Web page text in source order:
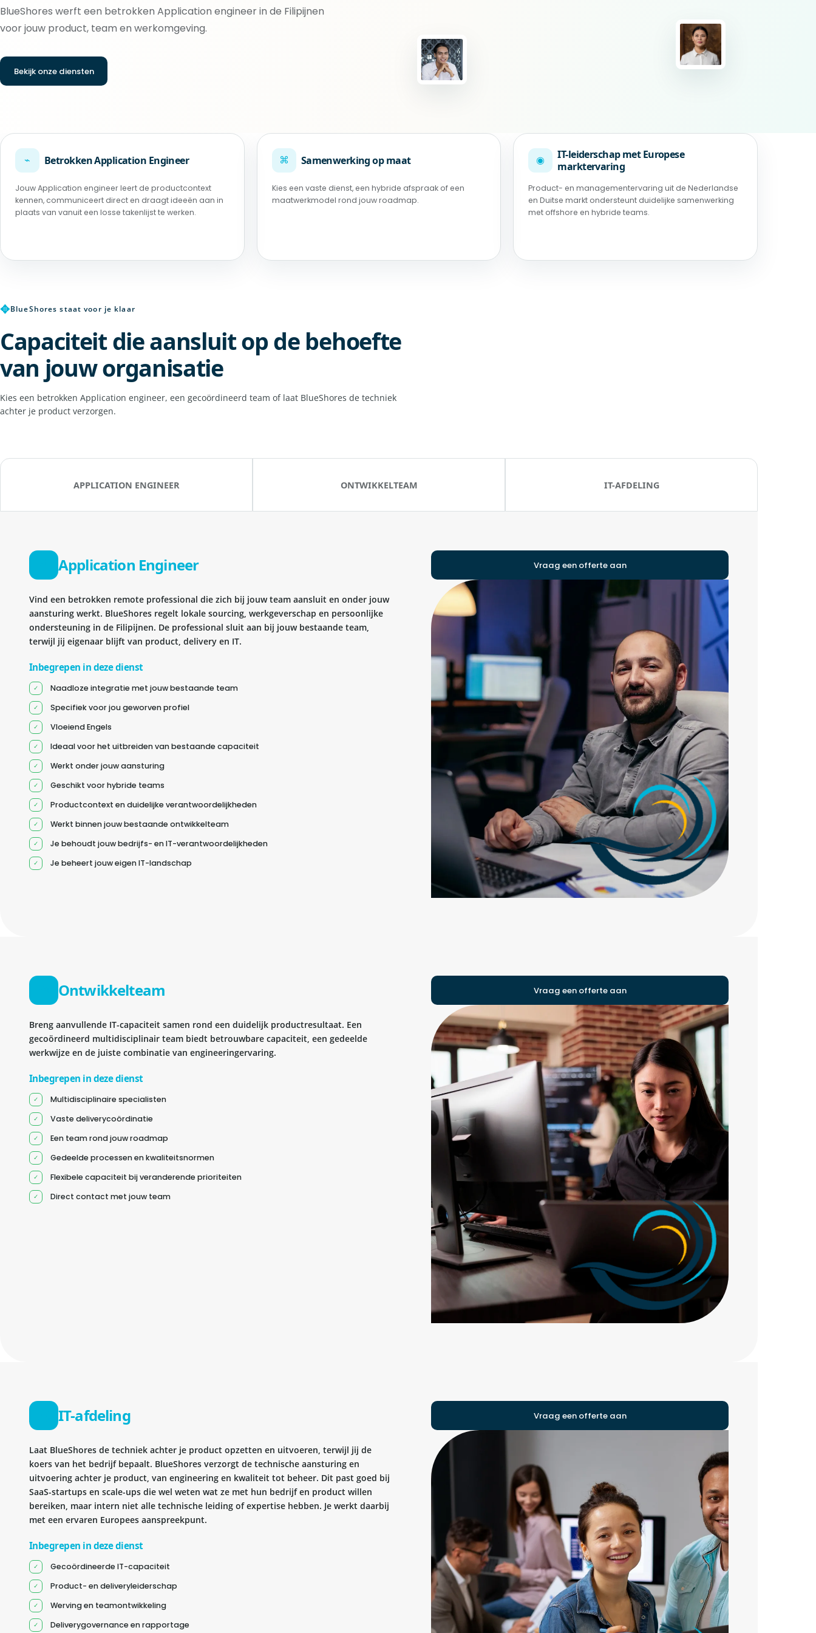
BlueShores werft een betrokken Application engineer in de Filipijnen
voor jouw product, team en werkomgeving.
Bekijk onze diensten
⌁ Betrokken Application Engineer
Jouw Application engineer leert de productcontext
kennen, communiceert direct en draagt ideeën aan in
plaats van vanuit een losse takenlijst te werken.
⌘ Samenwerking op maat
Kies een vaste dienst, een hybride afspraak of een
maatwerkmodel rond jouw roadmap.
◉
IT-leiderschap met Europese
marktervaring
Product- en managementervaring uit de Nederlandse
en Duitse markt ondersteunt duidelijke samenwerking
met offshore en hybride teams.
✥BlueShores staat voor je klaar
Capaciteit die aansluit op de behoefte
van jouw organisatie
Kies een betrokken Application engineer, een gecoördineerd team of laat BlueShores de techniek
achter je product verzorgen.
APPLICATION ENGINEER ONTWIKKELTEAM IT-AFDELING
Application Engineer
Vind een betrokken remote professional die zich bij jouw team aansluit en onder jouw
aansturing werkt. BlueShores regelt lokale sourcing, werkgeverschap en persoonlijke
ondersteuning in de Filipijnen. De professional sluit aan bij jouw bestaande team,
terwijl jij eigenaar blijft van product, delivery en IT.
Inbegrepen in deze dienst
Naadloze integratie met jouw bestaande team
Specifiek voor jou geworven profiel
Vloeiend Engels
Ideaal voor het uitbreiden van bestaande capaciteit
Werkt onder jouw aansturing
Geschikt voor hybride teams
Productcontext en duidelijke verantwoordelijkheden
Werkt binnen jouw bestaande ontwikkelteam
Je behoudt jouw bedrijfs- en IT-verantwoordelijkheden
Je beheert jouw eigen IT-landschap
Vraag een offerte aan
Ontwikkelteam
Breng aanvullende IT-capaciteit samen rond een duidelijk productresultaat. Een
gecoördineerd multidisciplinair team biedt betrouwbare capaciteit, een gedeelde
werkwijze en de juiste combinatie van engineeringervaring.
Inbegrepen in deze dienst
Multidisciplinaire specialisten
Vaste deliverycoördinatie
Een team rond jouw roadmap
Gedeelde processen en kwaliteitsnormen
Flexibele capaciteit bij veranderende prioriteiten
Direct contact met jouw team
Vraag een offerte aan
IT-afdeling
Laat BlueShores de techniek achter je product opzetten en uitvoeren, terwijl jij de
koers van het bedrijf bepaalt. BlueShores verzorgt de technische aansturing en
uitvoering achter je product, van engineering en kwaliteit tot beheer. Dit past goed bij
SaaS-startups en scale-ups die wel weten wat ze met hun bedrijf en product willen
bereiken, maar intern niet alle technische leiding of expertise hebben. Je werkt daarbij
met een ervaren Europees aanspreekpunt.
Inbegrepen in deze dienst
Gecoördineerde IT-capaciteit
Product- en deliveryleiderschap
Werving en teamontwikkeling
Deliverygovernance en rapportage
Vraag een offerte aan